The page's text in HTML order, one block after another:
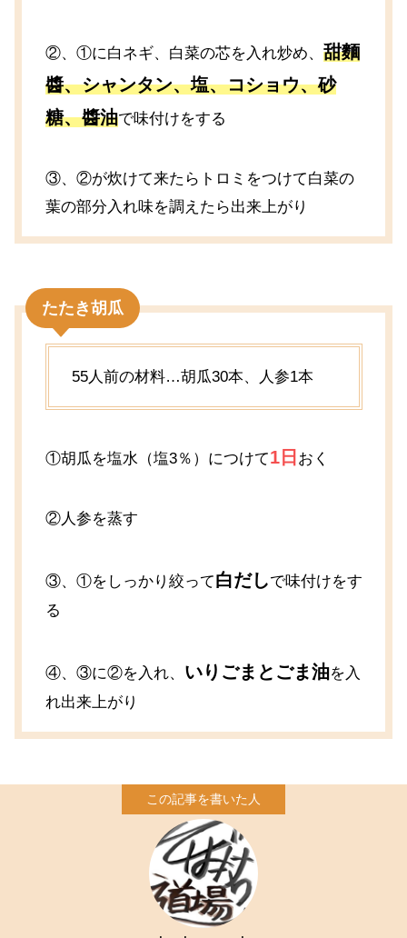
②、①に白ネギ、白菜の芯を入れ炒め、 甜麵
醬、シャンタン、塩、コショウ、砂
糖、醬油で味付けをする
③、②が炊けて来たらトロミをつけて白菜の
葉の部分入れ味を調えたら出来上がり
たたき胡瓜
55人前の材料…胡瓜30本、人参1本
①胡瓜を塩水（塩3％）につけて1日 おく
②人参を蒸す
③、①をしっかり絞って白だしで味付けをす
る
④、③に②を入れ、 いりごまとごま油を入
れ出来上がり